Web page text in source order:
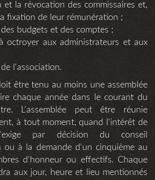
la révocation des commissaires et,
fixation de leur rémunération ;
budgets et des comptes ;
octroyer aux administrateurs et aux
l'association.
être tenu au moins une assemblée
chaque année dans le courant du
L'assemblée peut être réunie
à tout moment, quand l'intérêt de
par décision du conseil
ou à la demande d'un cinquième au
d'honneur ou effectifs. Chaque
aux jour, heure et lieu mentionnés